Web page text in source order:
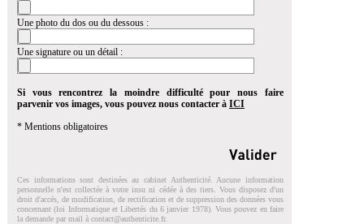
Une photo du dos ou du dessous :
Une signature ou un détail :
Si vous rencontrez la moindre difficulté pour nous faire
parvenir vos images, vous pouvez nous contacter à ICI
* Mentions obligatoires
Ces informations sont destinées au cabinet Authenticité. Aucune information
personnelle n'est collectée à votre insu ni cédée à des tiers. Vous disposez d'un
droit d'accés, de modification, de rectification et de suppression des données vous
concernant (loi Informatique et Libertés du 6 janvier 1978). Vous pouvez en faire
la demande par mail à contact@authenticite.fr.